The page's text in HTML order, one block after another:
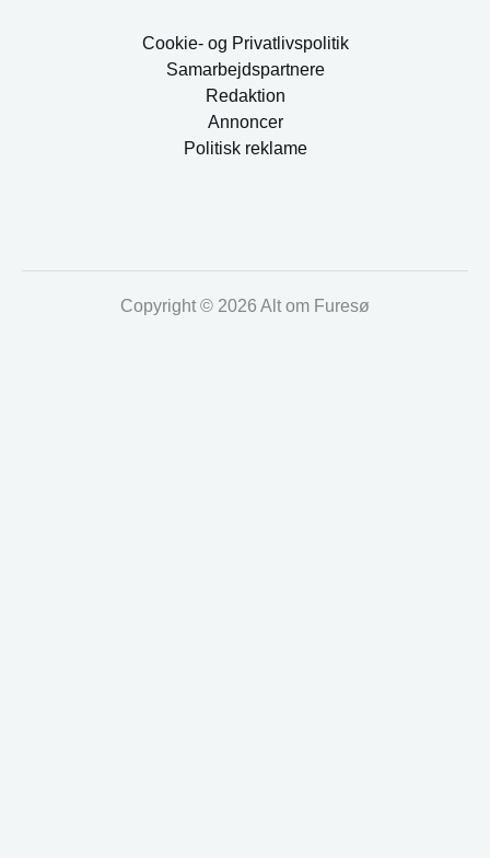
Cookie- og Privatlivspolitik
Samarbejdspartnere
Redaktion
Annoncer
Politisk reklame
Copyright © 2026 Alt om Furesø